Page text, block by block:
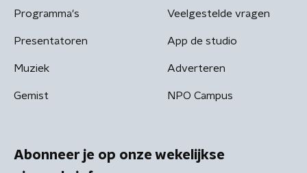
Programma's
Presentatoren
Muziek
Gemist
Veelgestelde vragen
App de studio
Adverteren
NPO Campus
Abonneer je op onze wekelijkse